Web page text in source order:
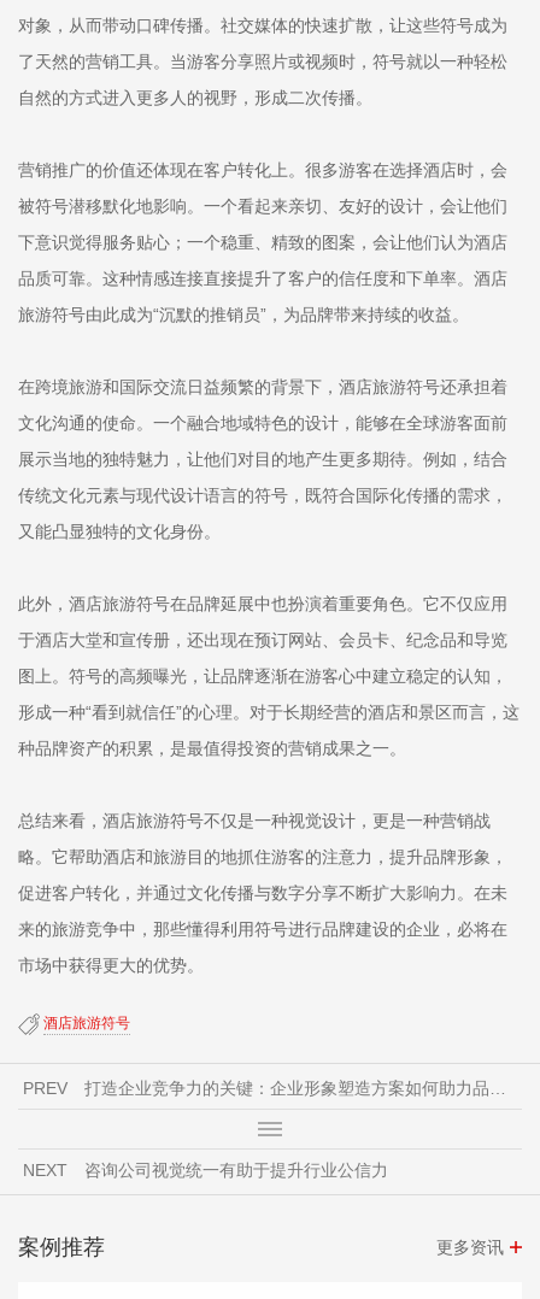
对象，从而带动口碑传播。社交媒体的快速扩散，让这些符号成为
了天然的营销工具。当游客分享照片或视频时，符号就以一种轻松
自然的方式进入更多人的视野，形成二次传播。
营销推广的价值还体现在客户转化上。很多游客在选择酒店时，会
被符号潜移默化地影响。一个看起来亲切、友好的设计，会让他们
下意识觉得服务贴心；一个稳重、精致的图案，会让他们认为酒店
品质可靠。这种情感连接直接提升了客户的信任度和下单率。酒店
旅游符号由此成为“沉默的推销员”，为品牌带来持续的收益。
在跨境旅游和国际交流日益频繁的背景下，酒店旅游符号还承担着
文化沟通的使命。一个融合地域特色的设计，能够在全球游客面前
展示当地的独特魅力，让他们对目的地产生更多期待。例如，结合
传统文化元素与现代设计语言的符号，既符合国际化传播的需求，
又能凸显独特的文化身份。
此外，酒店旅游符号在品牌延展中也扮演着重要角色。它不仅应用
于酒店大堂和宣传册，还出现在预订网站、会员卡、纪念品和导览
图上。符号的高频曝光，让品牌逐渐在游客心中建立稳定的认知，
形成一种“看到就信任”的心理。对于长期经营的酒店和景区而言，这
种品牌资产的积累，是最值得投资的营销成果之一。
总结来看，酒店旅游符号不仅是一种视觉设计，更是一种营销战
略。它帮助酒店和旅游目的地抓住游客的注意力，提升品牌形象，
促进客户转化，并通过文化传播与数字分享不断扩大影响力。在未
来的旅游竞争中，那些懂得利用符号进行品牌建设的企业，必将在
市场中获得更大的优势。
酒店旅游符号
PREV
NEXT 咨询公司视觉统一有助于提升行业公信力
案例推荐 更多资讯